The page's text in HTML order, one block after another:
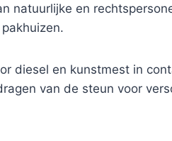
natuurlijke en
diesel en kunstmest in
van de steun voor